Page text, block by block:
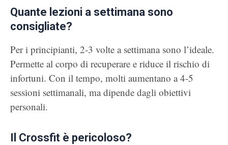
Quante lezioni a settimana sono
consigliate?
Per i principianti, 2-3 volte a settimana sono l’ideale.
Permette al corpo di recuperare e riduce il rischio di
infortuni. Con il tempo, molti aumentano a 4-5
sessioni settimanali, ma dipende dagli obiettivi
personali.
Il Crossfit è pericoloso?